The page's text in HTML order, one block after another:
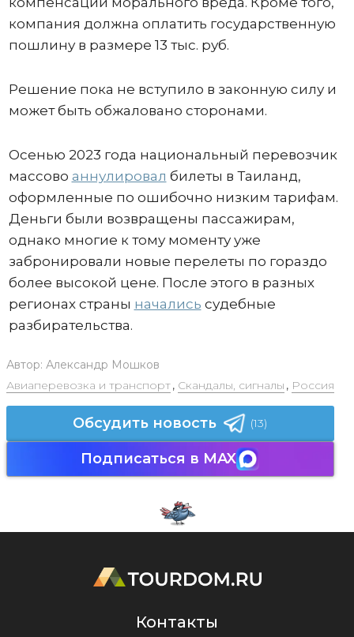
компания должна оплатить государственную
пошлину в размере 13 тыс. руб.
Решение пока не вступило в законную силу и
может быть обжаловано сторонами.
Осенью 2023 года национальный перевозчик
массово аннулировал билеты в Таиланд,
оформленные по ошибочно низким тарифам.
Деньги были возвращены пассажирам,
однако многие к тому моменту уже
забронировали новые перелеты по гораздо
более высокой цене. После этого в разных
регионах страны начались судебные
разбирательства.
Автор: Александр Мошков
Авиаперевозка и транспорт, Скандалы, сигналы , Россия
Обсудить новость (13)
Подписаться в MAX
Контакты